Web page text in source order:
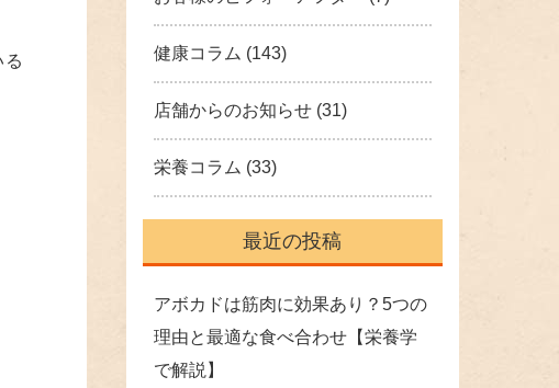
健康コラム (143)
店舗からのお知らせ (31)
栄養コラム (33)
最近の投稿
アボカドは筋肉に効果あり？5つの
理由と最適な食べ合わせ【栄養学
で解説】